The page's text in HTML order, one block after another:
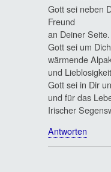
Gott sei neben
Freund
an Deiner Seite.
Gott sei um
wärmende
und
Gott sei in Dir
und für das
Irischer
Antworten